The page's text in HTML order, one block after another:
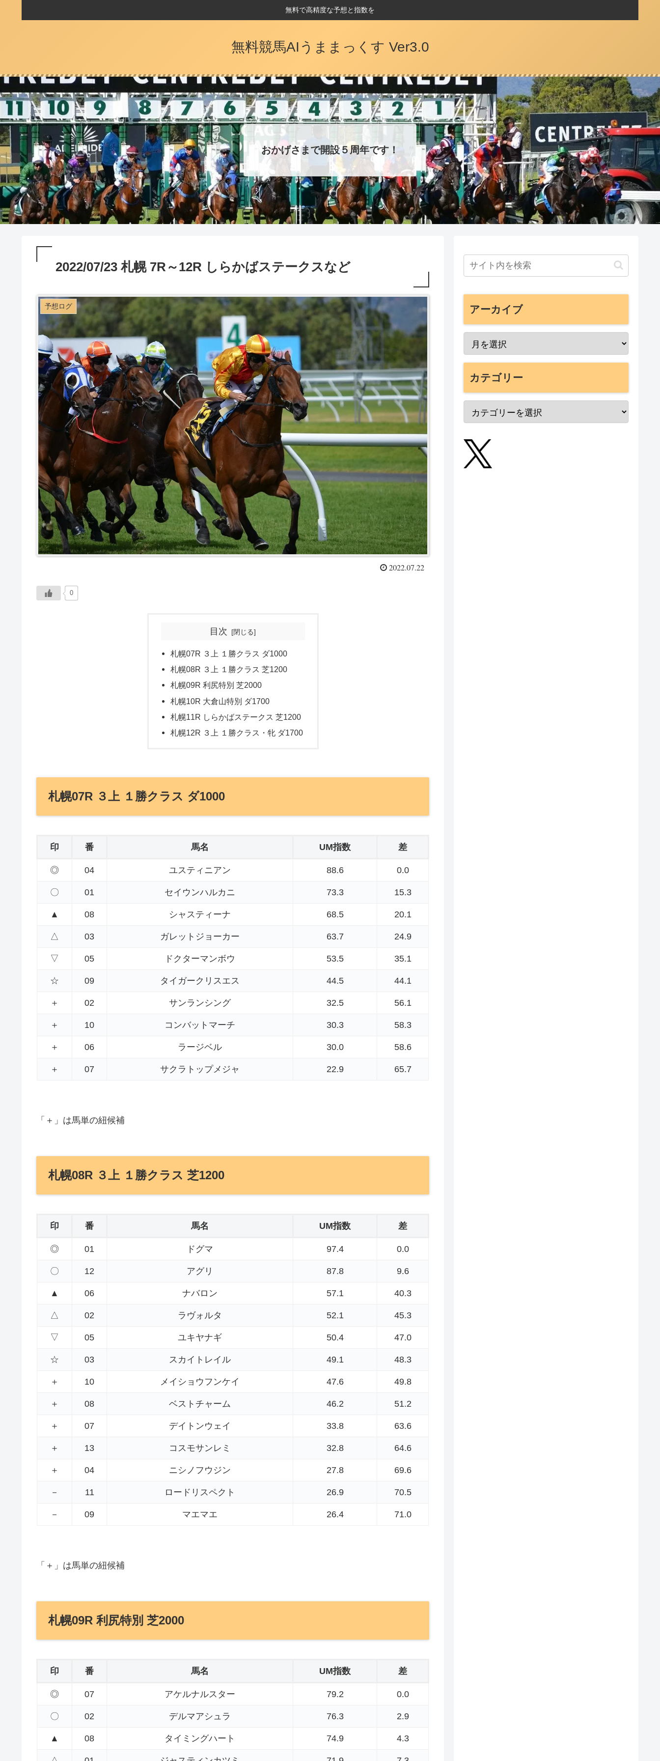
無料で高精度な予想と指数を
無料競馬AIうままっくす Ver3.0
おかげさまで開設５周年です！
2022/07/23 札幌 7R～12R しらかばステークスなど
予想ログ
2022.07.22
0
目次
札幌07R ３上 １勝クラス ダ1000
札幌08R ３上 １勝クラス 芝1200
札幌09R 利尻特別 芝2000
札幌10R 大倉山特別 ダ1700
札幌11R しらかばステークス 芝1200
札幌12R ３上 １勝クラス・牝 ダ1700
札幌07R ３上 １勝クラス ダ1000
印 番 馬名 UM指数 差
◎ 04 ユスティニアン 88.6 0.0
〇 01 セイウンハルカニ 73.3 15.3
▲ 08 シャスティーナ 68.5 20.1
△ 03 ガレットジョーカー 63.7 24.9
▽ 05 ドクターマンボウ 53.5 35.1
☆ 09 タイガークリスエス 44.5 44.1
＋ 02 サンランシング 32.5 56.1
＋ 10 コンバットマーチ 30.3 58.3
＋ 06 ラージベル 30.0 58.6
＋ 07 サクラトップメジャ 22.9 65.7
「＋」は馬単の紐候補
札幌08R ３上 １勝クラス 芝1200
印 番 馬名 UM指数 差
◎ 01 ドグマ 97.4 0.0
〇 12 アグリ 87.8 9.6
▲ 06 ナバロン 57.1 40.3
△ 02 ラヴォルタ 52.1 45.3
▽ 05 ユキヤナギ 50.4 47.0
☆ 03 スカイトレイル 49.1 48.3
＋ 10 メイショウフンケイ 47.6 49.8
＋ 08 ベストチャーム 46.2 51.2
＋ 07 デイトンウェイ 33.8 63.6
＋ 13 コスモサンレミ 32.8 64.6
＋ 04 ニシノフウジン 27.8 69.6
－ 11 ロードリスペクト 26.9 70.5
－ 09 マエマエ 26.4 71.0
「＋」は馬単の紐候補
札幌09R 利尻特別 芝2000
印 番 馬名 UM指数 差
◎ 07 アケルナルスター 79.2 0.0
〇 02 デルマアシュラ 76.3 2.9
▲ 08 タイミングハート 74.9 4.3
アーカイブ
カテゴリー